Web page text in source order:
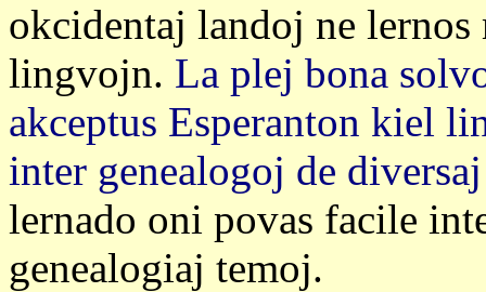
okcidentaj landoj ne
lingvojn. La plej bona
akceptus Esperanton kiel
inter genealogoj de
lernado oni povas facile
genealogiaj temoj.